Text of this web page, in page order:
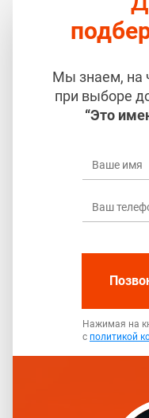
Мы знаем, на
при выборе
“Это
Нажимая на
с политикой